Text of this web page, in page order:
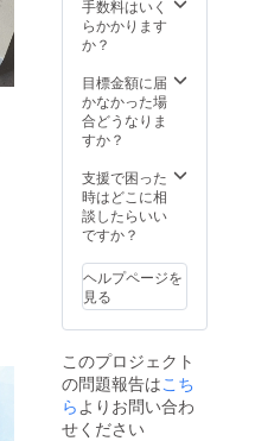
スのイ
メージ
手数料はいく
らかかります
か？
目標金額に届
かなかった場
合どうなりま
すか？
支援で困った
時はどこに相
談したらいい
ですか？
ヘルプページを
見る
このプロジェクト
の問題報告はこち
ら よりお問い合わ
せください